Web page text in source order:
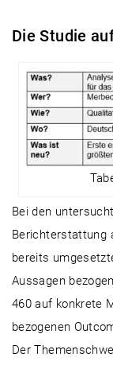
Die Studie
Bei den
Berichterstattung
bereits
Aussagen
460 auf konkrete
bezogenen
Der